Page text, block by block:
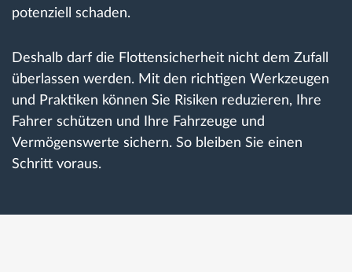
Ersparnis Rechner
potenziell schaden.
Deshalb darf die Flottensicherheit nicht dem Zufall
überlassen werden. Mit den richtigen Werkzeugen
und Praktiken können Sie Risiken reduzieren, Ihre
Fahrer schützen und Ihre Fahrzeuge und
Vermögenswerte sichern. So bleiben Sie einen
Schritt voraus.